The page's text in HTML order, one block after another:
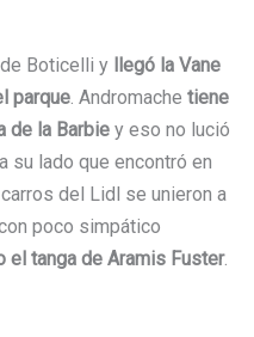
Boticelli y llegó la Vane
parque . Andromache tiene
de la Barbie y eso no lució
su lado que encontró en
del Lidl se unieron a
poco simpático
el tanga de Aramis Fuster.